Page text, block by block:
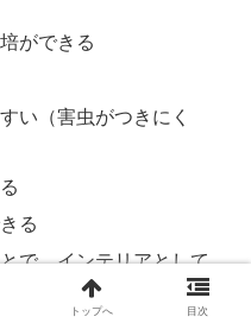
ができる
い（害虫がつきにく
る
で、インテリアとして
トップへ 目次